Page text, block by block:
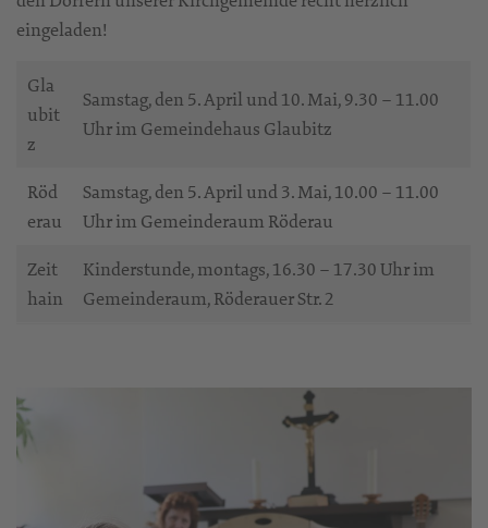
eingeladen!
Gla
ubit
z
Samstag, den 5. April und 10. Mai, 9.30 – 11.00
Uhr im Gemeindehaus Glaubitz
Röd
erau
Samstag, den 5. April und 3. Mai, 10.00 – 11.00
Uhr im Gemeinderaum Röderau
Zeit
hain
Kinderstunde, montags, 16.30 – 17.30 Uhr im
Gemeinderaum, Röderauer Str. 2